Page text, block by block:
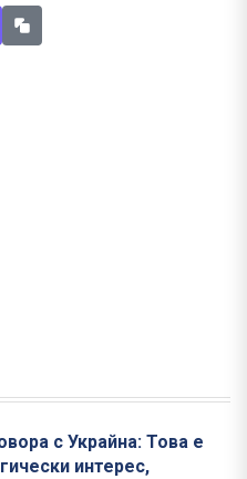
с Украйна: Това е
интерес,